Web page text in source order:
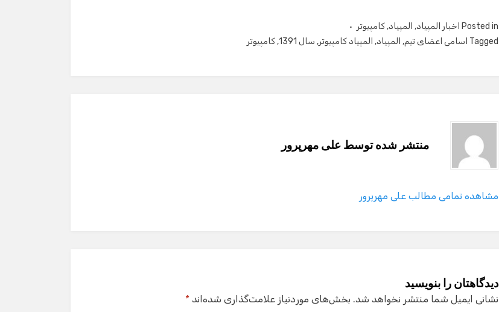
Posted in اخبار المپیاد, المپیاد,کامپیوتر
Tagged اسامی اعضای تیم, المپیاد, المپیاد کامپیوتر, سال 1391 ,کامپیوتر
منتشر شده توسطعلی مهرپرور
مشاهده تمامی مطالب علی مهرپرور
دیدگاهتان را بنویسید
نشانی ایمیل شما منتشر نخواهد شد. بخش‌های موردنیاز علامت‌گذاری شده‌اند*